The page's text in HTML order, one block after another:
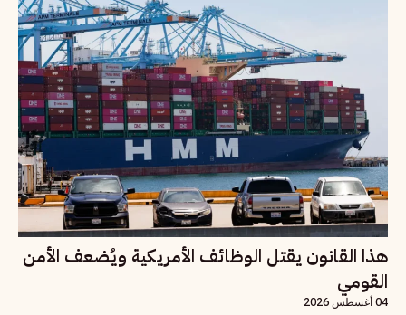
هذا القانون يقتل الوظائف الأمريكية ويُضعف الأمن
القومي
04 أغسطس 2026